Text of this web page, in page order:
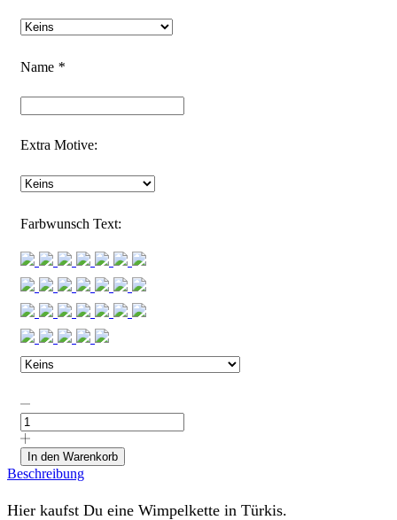
Name *
Extra Motive:
Farbwunsch Text:
Wimpelkette/Girlande
Menge
In den Warenkorb
Beschreibung
Hier kaufst Du eine Wimpelkette in Türkis.